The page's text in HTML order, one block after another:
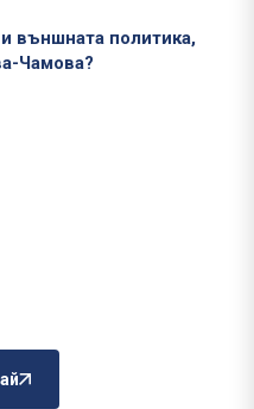
външната политика,
Чамова?